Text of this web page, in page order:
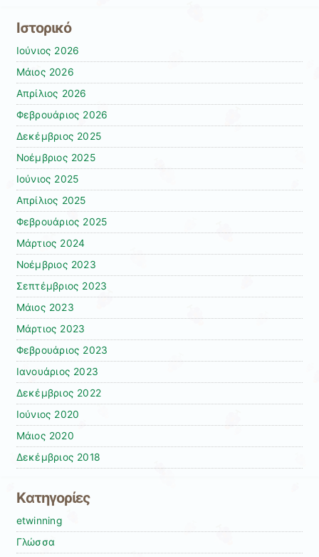
Ιστορικό
Ιούνιος 2026
Μάιος 2026
Απρίλιος 2026
Φεβρουάριος 2026
Δεκέμβριος 2025
Νοέμβριος 2025
Ιούνιος 2025
Απρίλιος 2025
Φεβρουάριος 2025
Μάρτιος 2024
Νοέμβριος 2023
Σεπτέμβριος 2023
Μάιος 2023
Μάρτιος 2023
Φεβρουάριος 2023
Ιανουάριος 2023
Δεκέμβριος 2022
Ιούνιος 2020
Μάιος 2020
Δεκέμβριος 2018
Kατηγορίες
etwinning
Γλώσσα